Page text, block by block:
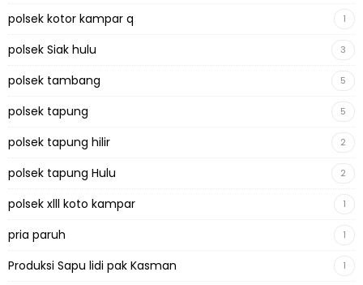
polsek kotor kampar q 1
polsek Siak hulu 3
polsek tambang 5
polsek tapung 5
polsek tapung hilir 2
polsek tapung Hulu 2
polsek xlll koto kampar 1
pria paruh 1
Produksi Sapu lidi pak Kasman 1